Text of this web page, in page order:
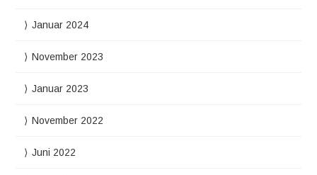
Januar 2024
November 2023
Januar 2023
November 2022
Juni 2022